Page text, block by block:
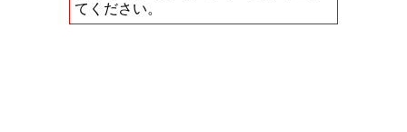
てください。